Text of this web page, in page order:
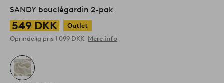
SANDY bouclégardin 2-pak
549 DKK
Outlet
Oprindelig pris 1 099 DKK Mere info